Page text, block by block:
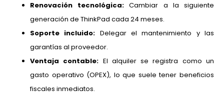
Renovación tecnológica: Cambiar a la siguiente
generación de ThinkPad cada 24 meses.
Soporte incluido: Delegar el mantenimiento y las
garantías al proveedor.
Ventaja contable: El alquiler se registra como un
gasto operativo (OPEX), lo que suele tener beneficios
fiscales inmediatos.